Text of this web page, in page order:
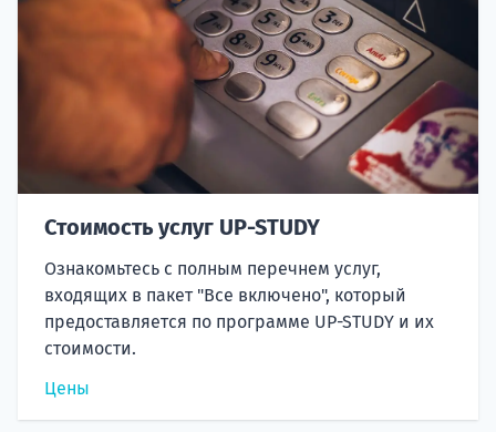
Стоимость услуг UP-STUDY
Ознакомьтесь с полным перечнем услуг,
входящих в пакет "Все включено", который
предоставляется по программе UP-STUDY и их
стоимости.
Цены